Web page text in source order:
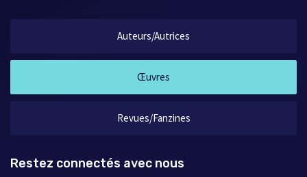
Auteurs/Autrices
Œuvres
Revues/Fanzines
Restez connectés avec nous